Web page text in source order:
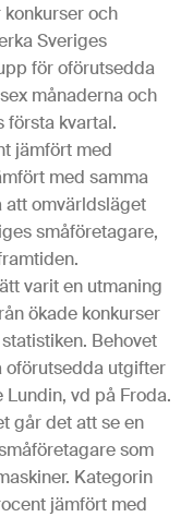
och
Sveriges
för oförutsedda
månaderna och
första kvartal.
jämfört med
med samma
att omvärldsläget
småföretagare,
varit en utmaning
ökade konkurser
Behovet
oförutsedda utgifter
vd på Froda.
går det att se en
som
Kategorin
jämfört med